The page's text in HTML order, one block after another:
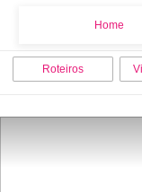
Home
Roteiros